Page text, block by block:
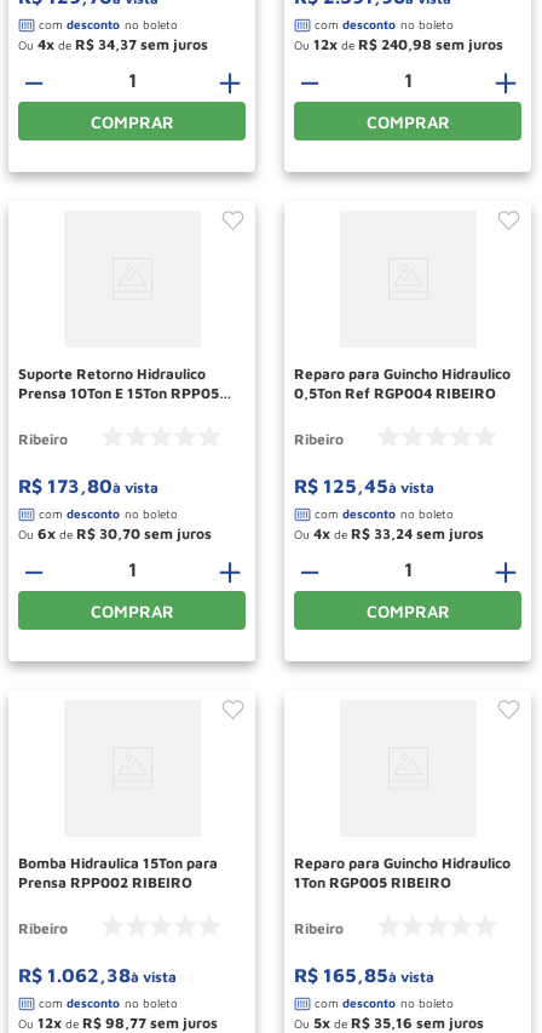
Ou 4 de R$ 34 37
＋
－
COMPRAR
Ou 12 de R$ 240 98
＋
－
COMPRAR
Suporte Retorno Hidraulico
Prensa 10Ton E 15Ton RPP054
Ribeiro
R$ 173,80à vista
Ou 6 de R$ 30 70
＋
－
COMPRAR
Reparo para Guincho Hidraulico
0,5Ton Ref RGP004 RIBEIRO
Ribeiro
R$ 125,45à vista
Ou 4 de R$ 33 24
＋
－
COMPRAR
Bomba Hidraulica 15Ton para
Prensa RPP002 RIBEIRO
Ribeiro
R$ 1.062,38à vista
Ou 12 de R$ 98 77
Reparo para Guincho Hidraulico
1Ton RGP005 RIBEIRO
Ribeiro
R$ 165,85à vista
Ou 5 de R$ 35 16